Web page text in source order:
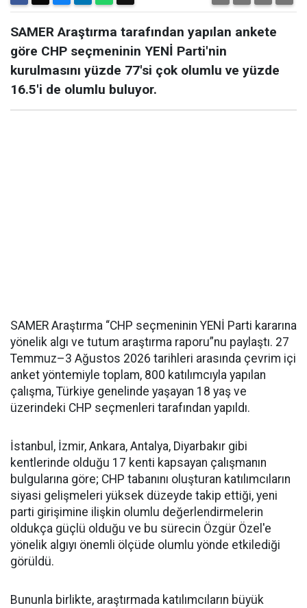
SAMER Araştırma tarafından yapılan ankete
göre CHP seçmeninin YENİ Parti'nin
kurulmasını yüzde 77'si çok olumlu ve yüzde
16.5'i de olumlu buluyor.
SAMER Araştırma “CHP seçmeninin YENİ Parti kararına
yönelik algı ve tutum araştırma raporu”nu paylaştı. 27
Temmuz–3 Ağustos 2026 tarihleri arasında çevrim içi
anket yöntemiyle toplam, 800 katılımcıyla yapılan
çalışma, Türkiye genelinde yaşayan 18 yaş ve
üzerindeki CHP seçmenleri tarafından yapıldı.
İstanbul, İzmir, Ankara, Antalya, Diyarbakır gibi
kentlerinde olduğu 17 kenti kapsayan çalışmanın
bulgularına göre; CHP tabanını oluşturan katılımcıların
siyasi gelişmeleri yüksek düzeyde takip ettiği, yeni
parti girişimine ilişkin olumlu değerlendirmelerin
oldukça güçlü olduğu ve bu sürecin Özgür Özel'e
yönelik algıyı önemli ölçüde olumlu yönde etkilediği
görüldü.
Bununla birlikte, araştırmada katılımcıların büyük